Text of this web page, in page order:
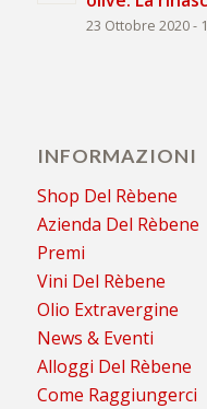
23 Ottobre 2020 -
INFORMAZIONI
Shop Del Rèbene
Azienda Del Rèbene
Premi
Vini Del Rèbene
Olio Extravergine
News & Eventi
Alloggi Del Rèbene
Come Raggiungerci